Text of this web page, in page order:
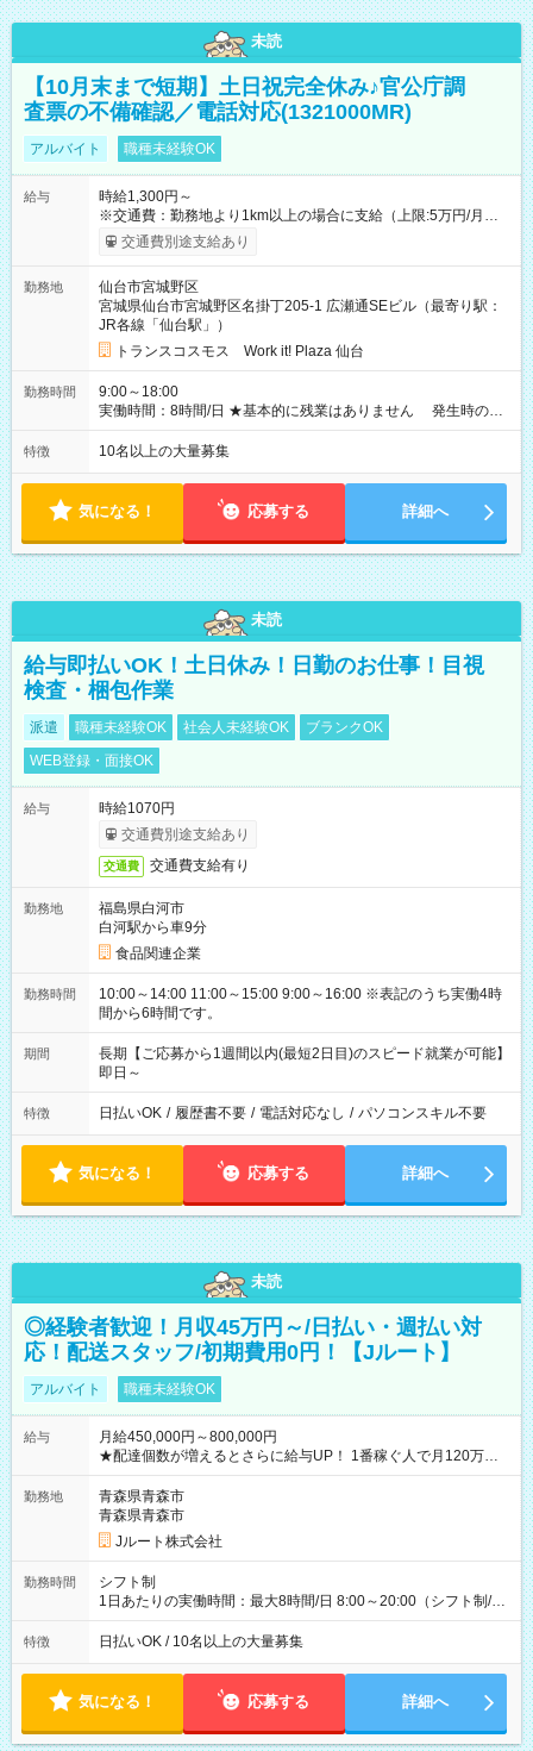
未読
【10月末まで短期】土日祝完全休み♪官公庁調
査票の不備確認／電話対応(1321000MR)
アルバイト 職種未経験OK
給与
時給1,300円～
※交通費：勤務地より1km以上の場合に支給（上限:5万円/月・
2,500円/日） ※残業代：残業発生時は1分単位で支給 ※研修中の
給与変動なし ＜ 収入例 ＞ ■週5日勤務の場合… 月収22万8,800
4日勤務の場合… 月収16万6,400円以上可能 ※交通費別途支給
（時給1,300円×8時間×16日） 【試用期間】試用期間なし
交通費別途支給あり
勤務地
仙台市宮城野区
宮城県仙台市宮城野区名掛丁205-1 広瀬通SEビル（最寄り駅：
JR各線「仙台駅」）
トランスコスモス Work it! Plaza 仙台
勤務時間
9:00～18:00
実働時間：8時間/日 ★基本的に残業はありません 発生時の残
業代は1分単位で支給いたします
特徴 10名以上の大量募集
気になる！ 応募する 詳細へ
未読
給与即払いOK！土日休み！日勤のお仕事！目視
検査・梱包作業
派遣 職種未経験OK 社会人未経験OK
ブランクOK
WEB登録・面接OK
給与
時給1070円
交通費別途支給あり
交通費 交通費支給有り
勤務地
福島県白河市
白河駅から車9分
食品関連企業
勤務時間
10:00～14:00 11:00～15:00 9:00～16:00 ※表記のうち実働4時
間から6時間です。
期間
長期【ご応募から1週間以内(最短2日目)のスピード就業が可能】
即日～
特徴 日払いOK / 履歴書不要 / 電話対応なし / パソコンスキル不要
気になる！ 応募する 詳細へ
未読
◎経験者歓迎！月収45万円～/日払い・週払い対
応！配送スタッフ/初期費用0円！【Jルート】
アルバイト 職種未経験OK
給与
月給450,000円～800,000円
★配達個数が増えるとさらに給与UP！ 1番稼ぐ人で月120万ほ
ど！ ・主要都市エリア 月収55万円／週5日稼働 月収65万~112
万円／週6日稼働 ・地方郊外エリア 月収40万円／週5日稼働 月
収40万円~50万円／週6日稼働 ＜モデルイメージ＞ ■月収50万
円 (27歳男性/江東区在住)※元建築関係 1日150個配達×25日勤務
(日休み) ■月収80万円(43歳男性/墨田区在住)※元営業 1日200個
勤務地
青森県青森市
青森県青森市
Jルート株式会社
勤務時間
シフト制
1日あたりの実働時間：最大8時間/日 8:00～20:00（シフト制/実
働8時間） ※週5日勤務（場所次第では週4も有り） ※配達状況
によって時間外での勤務可能性有り ※案件により多少の前後あ
特徴 日払いOK / 10名以上の大量募集
気になる！ 応募する 詳細へ